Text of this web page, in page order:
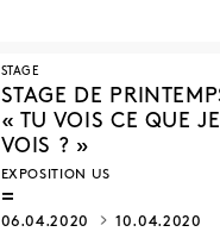
STAGE
STAGE DE
« TU VOIS CE QUE JE
VOIS ? »
EXPOSITION US
06.04.2020 10.04.2020